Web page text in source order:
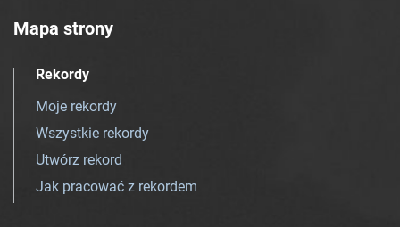
Mapa strony
Rekordy
Moje rekordy
Wszystkie rekordy
Utwórz rekord
Jak pracować z rekordem